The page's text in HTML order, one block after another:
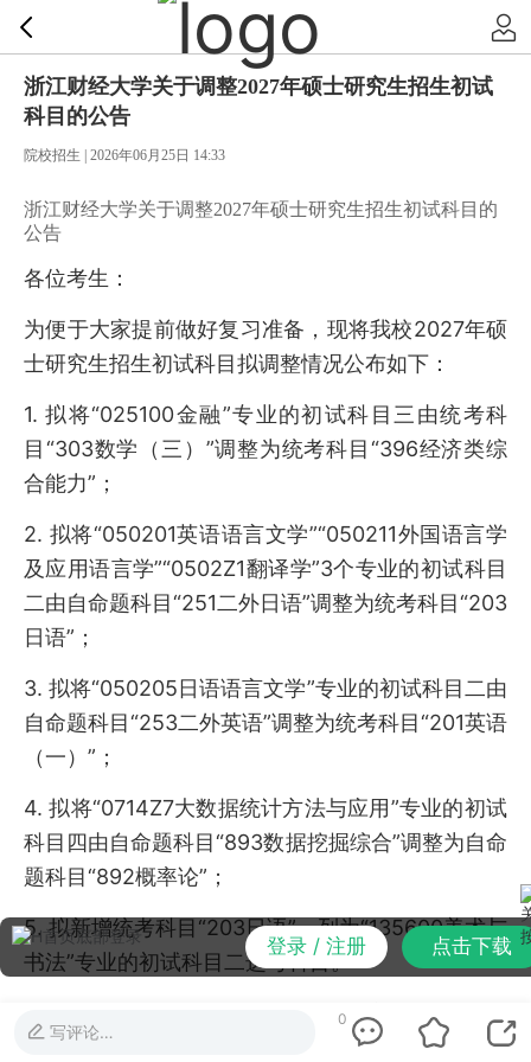
登录 / 注册 点击下载
浙江财经大学关于调整2027年硕士研究生招生初试
科目的公告
院校招生 | 2026年06月25日 14:33
浙江财经大学关于调整2027年硕士研究生招生初试科目的
公告
各位考生：
为便于大家提前做好复习准备，现将我校2027年硕
士研究生招生初试科目拟调整情况公布如下：
1. 拟将“025100金融”专业的初试科目三由统考科
目“303数学（三）”调整为统考科目“396经济类综
合能力”；
2. 拟将“050201英语语言文学”“050211外国语言学
及应用语言学”“0502Z1翻译学”3个专业的初试科目
二由自命题科目“251二外日语”调整为统考科目“203
日语”；
3. 拟将“050205日语语言文学”专业的初试科目二由
自命题科目“253二外英语”调整为统考科目“201英语
（一）”；
4. 拟将“0714Z7大数据统计方法与应用”专业的初试
科目四由自命题科目“893数据挖掘综合”调整为自命
题科目“892概率论”；
5. 拟新增统考科目“203日语”，列为“135600美术与
书法”专业的初试科目二选考科目。
学校最终的专业目录和参考书目以研究生院网站9月
公布的《浙江财经大学2027年硕士研究生招生简
写评论…
0